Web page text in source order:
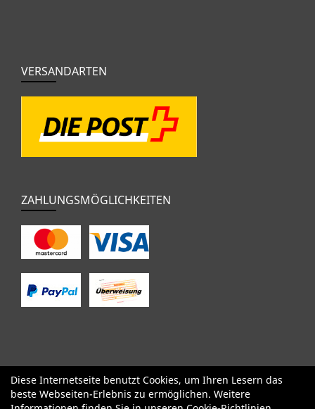
VERSANDARTEN
ZAHLUNGSMÖGLICHKEITEN
SALE Specialized Factor Cervélo BMC Orbea
Yeti
Pinarello
OPEN Kids / BMX Komponenten Bekleidung
Diese Internetseite benutzt Cookies, um Ihren Lesern das
beste Webseiten-Erlebnis zu ermöglichen. Weitere